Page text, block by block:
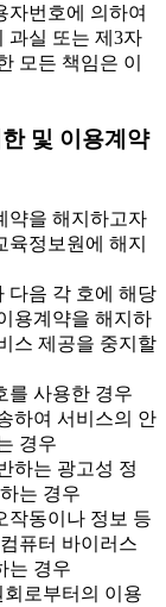
번호에 의하여
과실 또는 제3자
모든 책임은 이
및 이용계약
약을 해지하고자
정보원에 해지
음 각 호에 해당
용계약을 해지하
스 제공을 중지할
를 사용한 경우
하여 서비스의 안
경우
하는 광고성 정
는 경우
작동이나 정보 등
퓨터 바이러스
는 경우
로부터의 이용